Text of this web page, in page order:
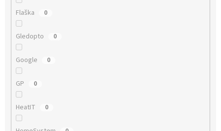
Flaška 0
Gledopto 0
Google 0
GP 0
HeatIT 0